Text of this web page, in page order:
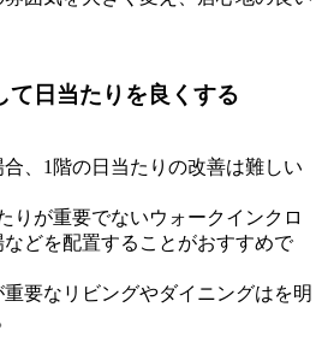
て日当たりを良くする
、1階の日当たりの改善は難しい
りが重要でないウォークインクロ
どを配置することがおすすめで
要なリビングやダイニングはを明